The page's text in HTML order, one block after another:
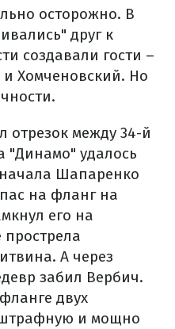
осторожно. В
друг к
создавали гости –
и Хомченовский. Но
отрезок между 34-й
"Динамо" удалось
Шапаренко
на фланг на
его на
А через
забил Вербич.
двух
и мощно